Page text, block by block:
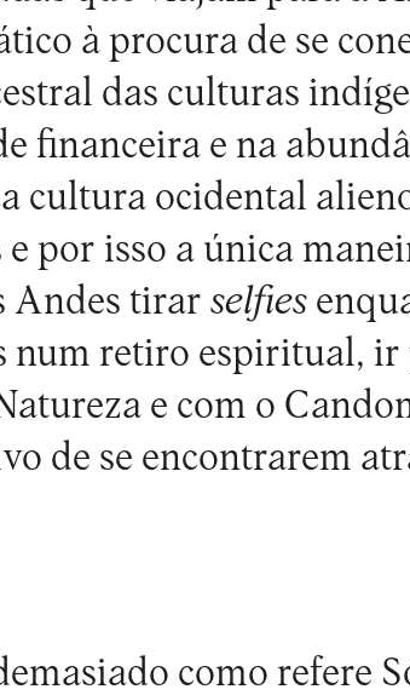
à procura de se
das culturas
financeira e na
cultura ocidental
e por isso a única
Andes tirarselfies
num retiro espiritual, ir
e com o
de se encontrarem
como refere